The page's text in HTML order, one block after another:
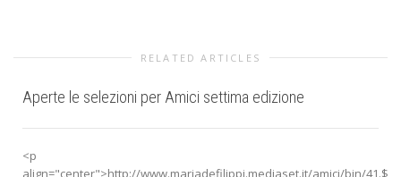
RELATED ARTICLES
Aperte le selezioni per Amici settima edizione
<p
align="center">http://www.mariadefilippi.mediaset.it/amici/bin/